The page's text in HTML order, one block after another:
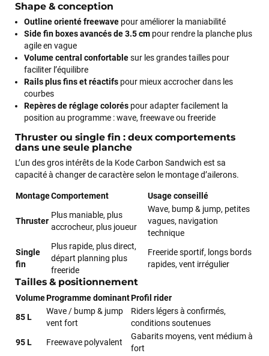
Shape & conception
Outline orienté freewave pour améliorer la maniabilité
Side fin boxes avancés de 3.5 cm pour rendre la planche plus
agile en vague
Volume central confortablesur les grandes tailles pour
faciliter l’équilibre
Rails plus fins et réactifs pour mieux accrocher dans les
courbes
Repères de réglage colorés pour adapter facilement la
position au programme : wave, freewave ou freeride
Thruster ou single fin : deux comportements
dans une seule planche
L’un des gros intérêts de la Kode Carbon Sandwich est sa
capacité à changer de caractère selon le montage d’ailerons.
MontageComportement Usage conseillé
Thruster
Plus maniable, plus
accrocheur, plus joueur
Wave, bump & jump, petites
vagues, navigation
technique
Single
fin
Plus rapide, plus direct,
départ planning plus
freeride
Freeride sportif, longs bords
rapides, vent irrégulier
Tailles & positionnement
VolumeProgramme dominantProfil rider
85 L
Wave / bump & jump
vent fort
Riders légers à confirmés,
conditions soutenues
95 L
Freewave polyvalent
Gabarits moyens, vent médium à
fort
il y a un mois
J’ai commandé un pack via leur site internet. À peine la